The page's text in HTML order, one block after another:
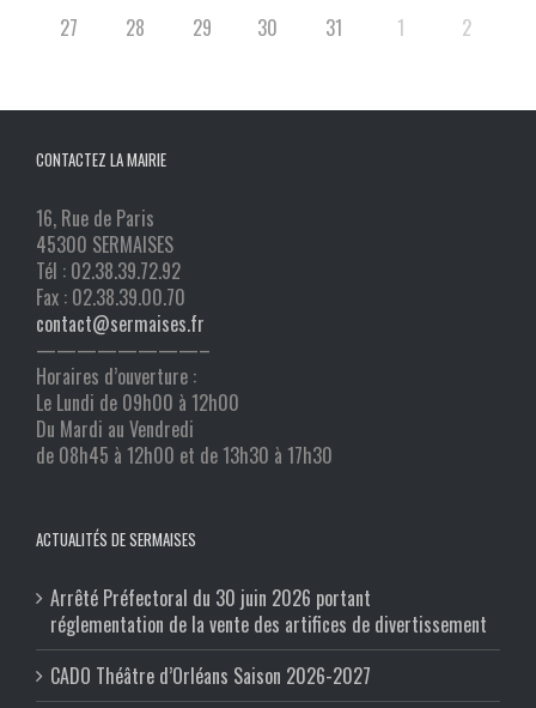
27 28 29 30 31 1 2
CONTACTEZ LA MAIRIE
16, Rue de Paris
45300 SERMAISES
Tél : 02.38.39.72.92
Fax : 02.38.39.00.70
contact@sermaises.fr
————————–
Horaires d’ouverture :
Le Lundi de 09h00 à 12h00
Du Mardi au Vendredi
de 08h45 à 12h00 et de 13h30 à 17h30
ACTUALITÉS DE SERMAISES
Arrêté Préfectoral du 30 juin 2026 portant
réglementation de la vente des artifices de divertissement
CADO Théâtre d’Orléans Saison 2026-2027